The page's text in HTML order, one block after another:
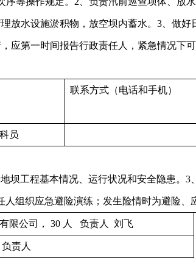
放水设施淤积物，放空坝内蓄水。3、做
应第一时间报告行政责任人，紧急情况下
联系方式（电话和手机）
员
坝工程基本情况、运行状况和安全隐患。3
组织应急避险演练；发生险情时为避险、
限公司， 30 人 负责人 刘飞
人